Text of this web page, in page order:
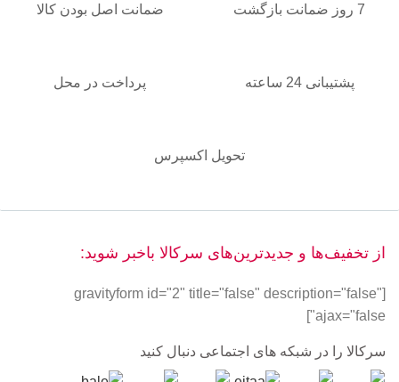
ضمانت اصل بودن کالا 7 روز ضمانت بازگشت
پرداخت در محل پشتیبانی 24 ساعته
تحویل اکسپرس
از تخفیف‌ها و جدیدترین‌های سرکالا باخبر شوید:
[gravityform id="2" title="false" description="false"
ajax="false"]
سرکالا را در شبکه های اجتماعی دنبال کنید